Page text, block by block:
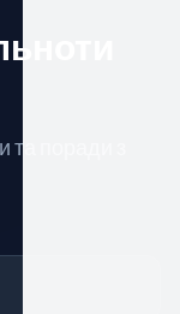
поради з